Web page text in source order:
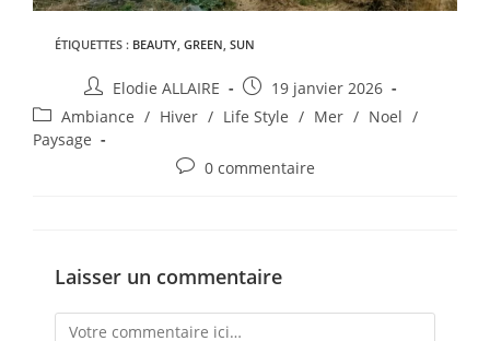
ÉTIQUETTES : BEAUTY GREEN SUN
Elodie ALLAIRE
19 janvier 2026
Ambiance / Hiver / Life Style / Mer / Noel /
Paysage
0 commentaire
Laisser un commentaire